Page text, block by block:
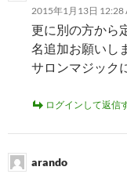
2015年1月13日 12:28
更に別の方から
名追加お願いし
サロンマジック
ログインして返信
arando